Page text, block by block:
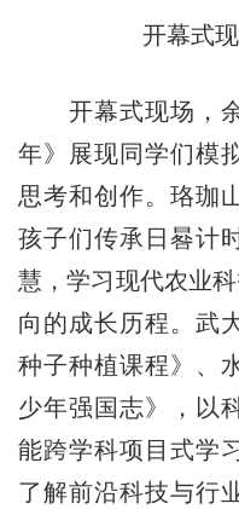
开幕式
开幕式现场，余
年》展现同学们模
思考和创作。珞珈
孩子们传承日晷计
慧，学习现代农业
向的成长历程。武
种子种植课程》、
少年强国志》，以
能跨学科项目式学
了解前沿科技与行